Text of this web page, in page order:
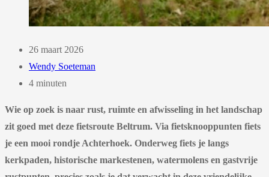
26 maart 2026
Wendy Soeteman
4 minuten
Wie op zoek is naar rust, ruimte en afwisseling in het landschap
zit goed met deze fietsroute Beltrum. Via fietsknooppunten fiets
je een mooi rondje Achterhoek. Onderweg fiets je langs
kerkpaden, historische markestenen, watermolens en gastvrije